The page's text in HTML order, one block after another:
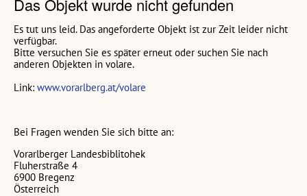
Das Objekt wurde nicht gefunden
Es tut uns leid. Das angeforderte Objekt ist zur Zeit leider nicht
verfügbar.
Bitte versuchen Sie es später erneut oder suchen Sie nach
anderen Objekten in volare.
Link: www.vorarlberg.at/volare
Bei Fragen wenden Sie sich bitte an:
Vorarlberger Landesbiblitohek
Fluherstraße 4
6900 Bregenz
Österreich